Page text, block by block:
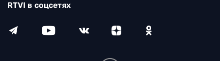
RTVI в соцсетях